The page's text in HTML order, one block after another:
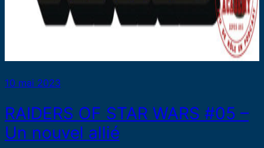
10 mai 2023
RAIDERS OF STAR WARS #05 –
Un nouvel allié